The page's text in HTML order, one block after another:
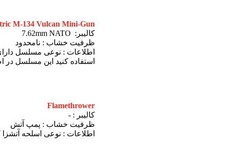
M-134 Vulcan Mini-Gun
کالیبر: 7.62mm NATO
ظرفیت خشاب : نامحدود
اطلاعات : نوعی مسلسل
استفاده کنید این مسلسل در اصل
Flamethrower
کالیبر : -
ظرفیت خشاب : پمپ آتش
اطلاعات : نوعی اسلحه